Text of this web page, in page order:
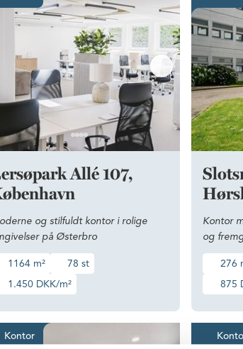
Allé 107,
og stilfuldt kontor i rolige
på Østerbro
1164 m² 78 st
1.450 DKK/m²
Kontor
og
276
875
og moderne kontorhusLyst kontor med fleksible
Kontor